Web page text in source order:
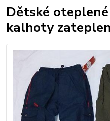
Dětské
kalhoty